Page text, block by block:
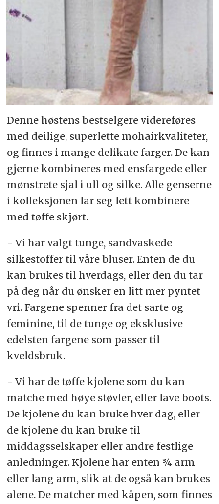
Denne høstens bestselgere videreføres
med deilige, superlette mohairkvaliteter,
og finnes i mange delikate farger. De kan
gjerne kombineres med ensfargede eller
mønstrete sjal i ull og silke. Alle genserne
i kolleksjonen lar seg lett kombinere
med tøffe skjørt.
- Vi har valgt tunge, sandvaskede
silkestoffer til våre bluser. Enten de du
kan brukes til hverdags, eller den du tar
på deg når du ønsker en litt mer pyntet
vri. Fargene spenner fra det sarte og
feminine, til de tunge og eksklusive
edelsten fargene som passer til
kveldsbruk.
- Vi har de tøffe kjolene som du kan
matche med høye støvler, eller lave boots.
De kjolene du kan bruke hver dag, eller
de kjolene du kan bruke til
middagsselskaper eller andre festlige
anledninger. Kjolene har enten ¾ arm
eller lang arm, slik at de også kan brukes
alene. De matcher med kåpen, som finnes